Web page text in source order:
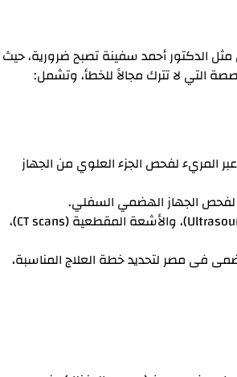
الدكتور أحمد سفينة تصبح ضرورية، حيث
التي لا تترك مجالاً للخطأ، وتشمل:
المريء لفحص الجزء العلوي من الجهاز
لفحص الجهاز الهضمي السفلي.
مثل الأشعة السينية (X-rays)، والموجات فوق الصوتية (Ultrasounds)، والأشعة المقطعية (CT scans)،
فى مصر لتحديد خطة العلاج المناسبة،